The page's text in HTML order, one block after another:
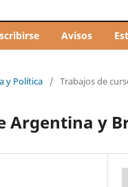
Avisos
y Política / Trabajos de
y